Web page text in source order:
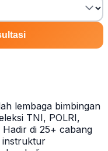
lembaga bimbingan
TNI, POLRI,
di 25+ cabang
instruktur